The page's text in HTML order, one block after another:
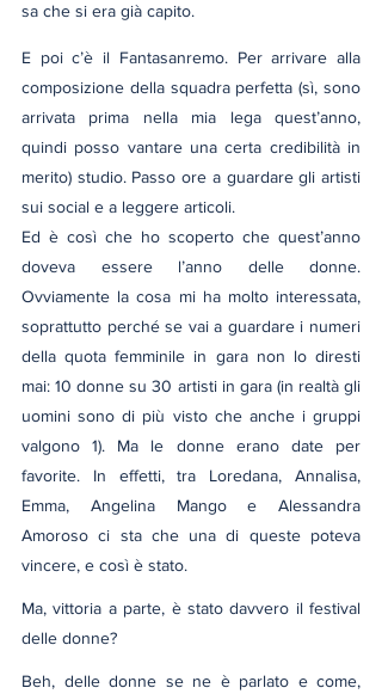
sa che si era già capito.
E poi c’è il Fantasanremo. Per arrivare alla
composizione della squadra perfetta (sì, sono
arrivata prima nella mia lega quest’anno,
quindi posso vantare una certa credibilità in
merito) studio. Passo ore a guardare gli artisti
sui social e a leggere articoli.
Ed è così che ho scoperto che quest’anno
doveva essere l’anno delle donne.
Ovviamente la cosa mi ha molto interessata,
soprattutto perché se vai a guardare i numeri
della quota femminile in gara non lo diresti
mai: 10 donne su 30 artisti in gara (in realtà gli
uomini sono di più visto che anche i gruppi
valgono 1). Ma le donne erano date per
favorite. In effetti, tra Loredana, Annalisa,
Emma, Angelina Mango e Alessandra
Amoroso ci sta che una di queste poteva
vincere, e così è stato.
Ma, vittoria a parte, è stato davvero il festival
delle donne?
Beh, delle donne se ne è parlato e come,